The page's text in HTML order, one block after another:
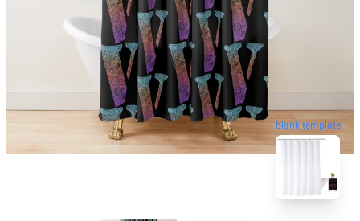
blank template